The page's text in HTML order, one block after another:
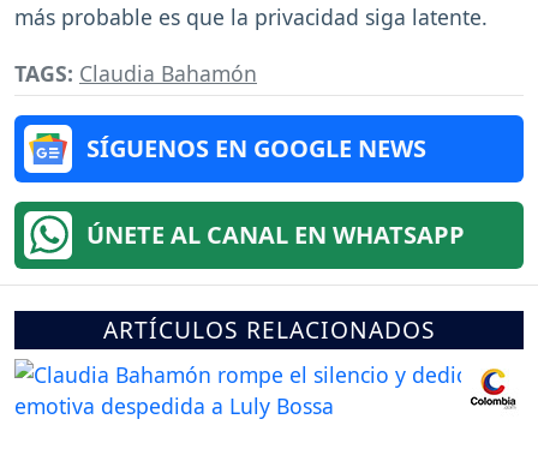
más probable es que la privacidad siga latente.
TAGS: Claudia Bahamón
SÍGUENOS EN GOOGLE NEWS
ÚNETE AL CANAL EN WHATSAPP
ARTÍCULOS RELACIONADOS